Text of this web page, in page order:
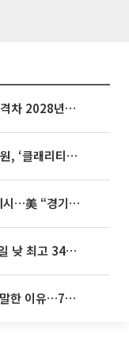
종부세 개편에도…1·3주택 종부세 격차 2028년부터 확대
미국, 가상자산 포괄 규제 속도…상원, ‘클래리티법’ 9월 절차투표 추진
이란, 미국에 호르무즈 합의 조건 제시…美 “경기 아직 안 끝나” [종합]
[내일 날씨] 전국 무더위 계속…10일 낮 최고 34도 육박
추미애가 페이스북서 네 번 재정을 말한 이유…7700억 추경 열쇠는 도의회에